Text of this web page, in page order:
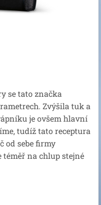
se tato značka
Zvýšila tuk a
je ovšem hlavní
tudíž tato receptura
od sebe firmy
na chlup stejné